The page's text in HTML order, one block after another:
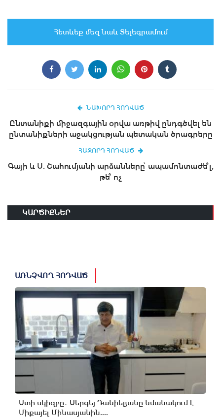
Հետևեք մեզ նաև Տելեգրամում
ՆԱԽՈՐԴ ՀՈԴՎԱԾ
Ընտանիքի միջազգային օրվա առթիվ ընդգծվել են
ընտանիքների աջակցության պետական ծրագրերը
ՀԱՋՈՐԴ ՀՈԴՎԱԾ
Գայի և Ս. Շահումյանի արձանները՝ ապամոնտաժե՞լ,
թե՞ ոչ
ԿԱՐԾԻՔՆԵՐ
ԱՌՆՉՎՈՂ ՀՈԴՎԱԾ
Ստի սկիզբը․ Սերգեյ Դանիելյանը նմանակում է
Միքայել Մինասյանին....